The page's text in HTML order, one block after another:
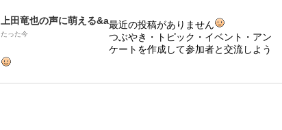
上田竜也の声に萌える&a
たった今
最近の投稿がありません
つぶやき・トピック・イベント・アン
ケートを作成して参加者と交流しよう